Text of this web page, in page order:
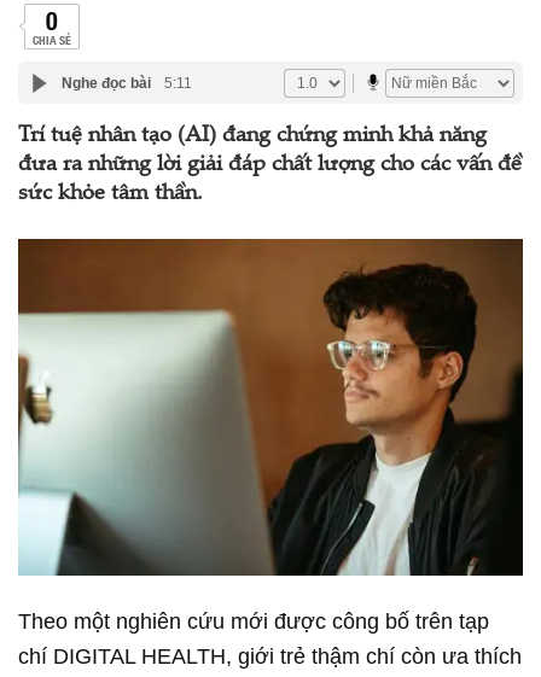
0
CHIA SẺ
Nghe đọc bài 5:11
Trí tuệ nhân tạo (AI) đang chứng minh khả năng
đưa ra những lời giải đáp chất lượng cho các vấn đề
sức khỏe tâm thần.
Theo một nghiên cứu mới được công bố trên tạp
chí DIGITAL HEALTH, giới trẻ thậm chí còn ưa thích